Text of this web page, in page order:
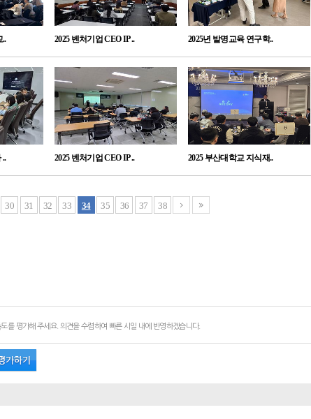
.. 2025 벤처기업 CEO IP .. 2025년 발명교육 연구학..
.. 2025 벤처기업 CEO IP .. 2025 부산대학교 지식재..
30 31 32 33 34 35 36 37 38
를 평가해 주세요. 의견을 수렴하여 빠른 시일 내에 반영하겠습니다.